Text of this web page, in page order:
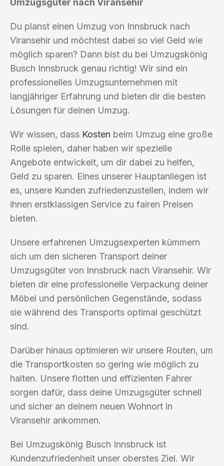
Umzugsgüter nach Viransehir
Du planst einen Umzug von Innsbruck nach
Viransehir und möchtest dabei so viel Geld wie
möglich sparen? Dann bist du bei Umzugskönig
Busch Innsbruck genau richtig! Wir sind ein
professionelles Umzugsunternehmen mit
langjähriger Erfahrung und bieten dir die besten
Lösungen für deinen Umzug.
Wir wissen, dass Kosten beim Umzug eine große
Rolle spielen, daher haben wir spezielle
Angebote entwickelt, um dir dabei zu helfen,
Geld zu sparen. Eines unserer Hauptanliegen ist
es, unsere Kunden zufriedenzustellen, indem wir
ihnen erstklassigen Service zu fairen Preisen
bieten.
Unsere erfahrenen Umzugsexperten kümmern
sich um den sicheren Transport deiner
Umzugsgüter von Innsbruck nach Viransehir. Wir
bieten dir eine professionelle Verpackung deiner
Möbel und persönlichen Gegenstände, sodass
sie während des Transports optimal geschützt
sind.
Darüber hinaus optimieren wir unsere Routen, um
die Transportkosten so gering wie möglich zu
halten. Unsere flotten und effizienten Fahrer
sorgen dafür, dass deine Umzugsgüter schnell
und sicher an deinem neuen Wohnort in
Viransehir ankommen.
Bei Umzugskönig Busch Innsbruck ist
Kundenzufriedenheit unser oberstes Ziel. Wir